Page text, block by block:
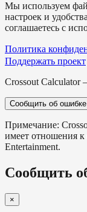
Мы используем
настроек и
соглашаетесь с
Политика
Поддержать проект
Crossout Calculator
Сообщить об ошибке
Примечание:
имеет отношения к
Entertainment.
Сообщить
×